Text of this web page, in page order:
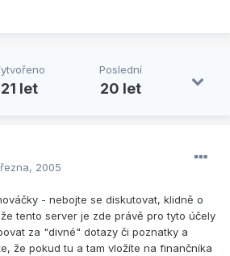
21 let
Poslední
20 let
2005
- nebojte se diskutovat, klidně o
tento server je zde právě pro tyto účely
za "divné" dotazy či poznatky a
že pokud tu a tam vložíte na finančníka